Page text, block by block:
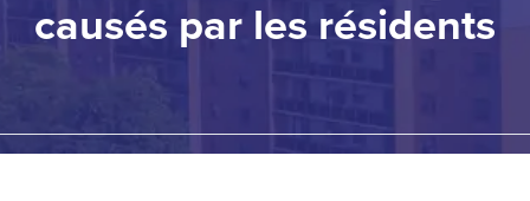
causés par les résidents